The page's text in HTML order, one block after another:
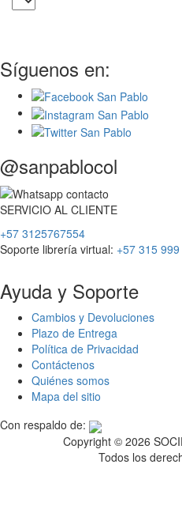
Síguenos en:
@sanpablocol
SERVICIO AL CLIENTE
+57 3125767554
Soporte librería virtual: +57 315 999
Ayuda y Soporte
Cambios y Devoluciones
Plazo de Entrega
Política de Privacidad
Contáctenos
Quiénes somos
Mapa del sitio
Con respaldo de:
Copyright © 2026
Todos los